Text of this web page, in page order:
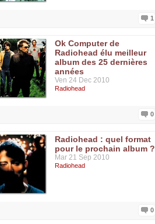
1
Ok Computer de
Radiohead élu meilleur
album des 25 dernières
années
Ven 24 Dec 2010
Radiohead
0
Radiohead : quel format
pour le prochain album ?
Mar 21 Sep 2010
Radiohead
0